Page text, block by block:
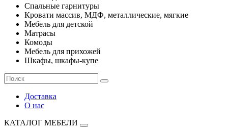
Спальные гарнитуры
Кровати массив, МДФ, металлические, мягкие
Мебель для детской
Матрасы
Комоды
Мебель для прихожей
Шкафы, шкафы-купе
Доставка
О нас
КАТАЛОГ МЕБЕЛИ